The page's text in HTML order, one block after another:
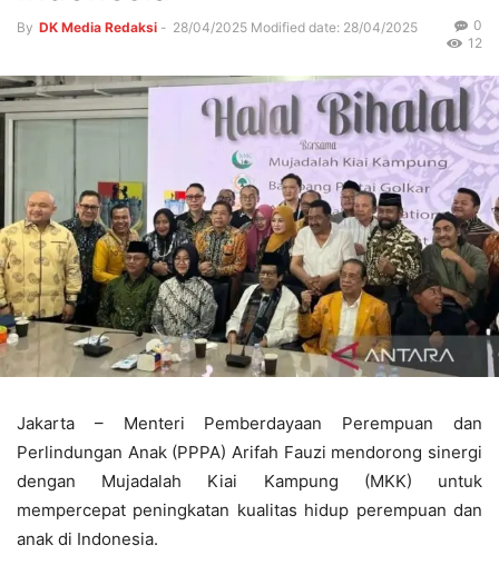
By DK Media Redaksi - 28/04/2025 Modified date: 28/04/2025
0
12
Jakarta – Menteri Pemberdayaan Perempuan dan
Perlindungan Anak (PPPA) Arifah Fauzi mendorong sinergi
dengan Mujadalah Kiai Kampung (MKK) untuk
mempercepat peningkatan kualitas hidup perempuan dan
anak di Indonesia.